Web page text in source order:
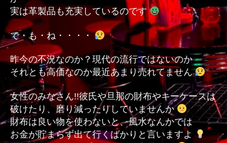
実は革製品も充実しているのです
で・も・ね・・・・
昨今の不況なのか？現代の流行ではないのか
それとも高価なのか最近あまり売れてません
女性のみなさん!!彼氏や旦那の財布やキーケースは
破けたり、磨り減ったりしていませんか
財布は良い物を使わないと、風水なんかでは
お金が貯まらず出て行くばかりと言いますよ